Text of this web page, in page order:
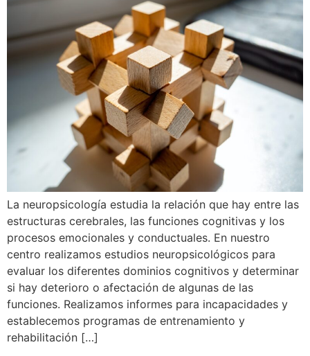
La neuropsicología estudia la relación que hay entre las
estructuras cerebrales, las funciones cognitivas y los
procesos emocionales y conductuales. En nuestro
centro realizamos estudios neuropsicológicos para
evaluar los diferentes dominios cognitivos y determinar
si hay deterioro o afectación de algunas de las
funciones. Realizamos informes para incapacidades y
establecemos programas de entrenamiento y
rehabilitación […]